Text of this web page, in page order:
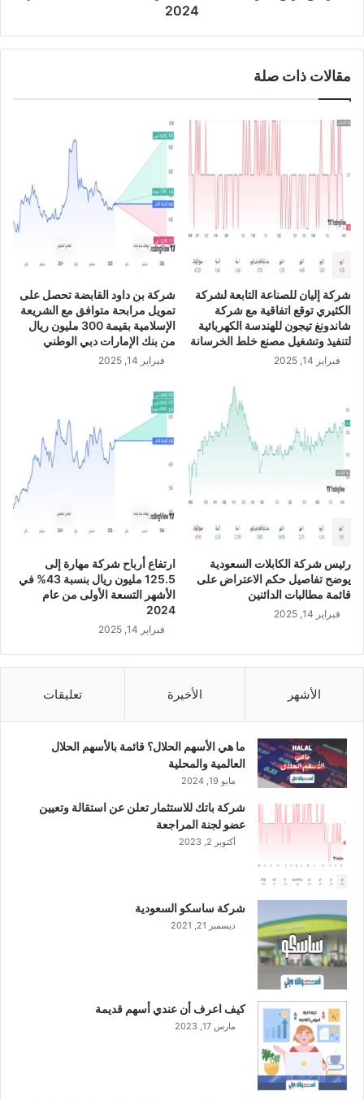
ض
ا
ن
ب
د
ه
ب
ن
س
ا
ن
ا
ل
ش
ة
ب
ة
ا
م
ا
ر
ب
ة
6
9
.
5
%
ل
ع
0
2024
مقالات ذات صلة
شركة إليان للصناعة التابعة لشركة
الكثيري توقع اتفاقية مع شركة
شاندونغ تيجون للهندسة الكهربائية
لتنفيذ وتشغيل مصنع خلط الخرسانة
فبراير 14, 2025
شركة بن داود القابضة تحصل على
تمويل مرابحة متوافق مع الشريعة
الإسلامية بقيمة 300 مليون ريال
من بنك الإمارات دبي الوطني
فبراير 14, 2025
رئيس شركة الكابلات السعودية
يوضح تفاصيل حكم الاعتراض على
قائمة مطالبات الدائنين
فبراير 14, 2025
ارتفاع أرباح شركة مهارة إلى
125.5 مليون ريال بنسبة 43% في
الأشهر التسعة الأولى من عام
2024
فبراير 14, 2025
الأشهر الأخيرة تعليقات
ما هي الأسهم الحلال؟ قائمة بالأسهم الحلال
العالمية والمحلية
مايو 19, 2024
شركة باتك للاستثمار تعلن عن استقالة وتعيين
عضو لجنة المراجعة
أكتوبر 2, 2023
شركة ساسكو السعودية
ديسمبر 21, 2021
كيف اعرف أن عندي أسهم قديمة
مارس 17, 2023